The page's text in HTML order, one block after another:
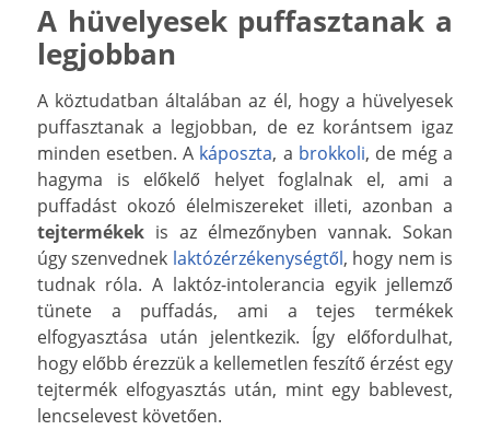
A hüvelyesek puffasztanak a
legjobban
A köztudatban általában az él, hogy a hüvelyesek
puffasztanak a legjobban, de ez korántsem igaz
minden esetben. A káposzta, a brokkoli, de még a
hagyma is előkelő helyet foglalnak el, ami a
puffadást okozó élelmiszereket illeti, azonban a
tejtermékek is az élmezőnyben vannak. Sokan
úgy szenvednek laktózérzékenységtől, hogy nem is
tudnak róla. A laktóz-intolerancia egyik jellemző
tünete a puffadás, ami a tejes termékek
elfogyasztása után jelentkezik. Így előfordulhat,
hogy előbb érezzük a kellemetlen feszítő érzést egy
tejtermék elfogyasztás után, mint egy bablevest,
lencselevest követően.